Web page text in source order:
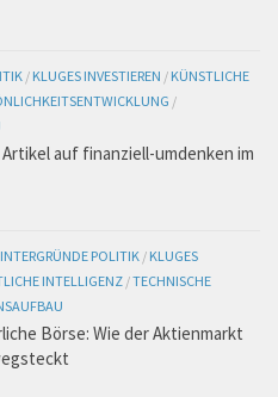
/ KLUGES INVESTIEREN / KÜNSTLICHE
/
auf finanziell-umdenken im
POLITIK / KLUGES
INTELLIGENZ /TECHNISCHE
Börse: Wie der Aktienmarkt